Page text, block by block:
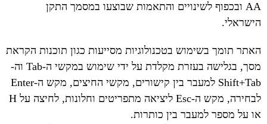
AA ובכפוף לשינויים והתאמות שבוצעו במסמך התקן
הישראלי.
האתר תומך בשימוש בטכנולוגיות מסייעות כגון תוכנות הקראת
מסך, בגלישה בעזרת מקלדת על ידי שימוש במקשי ה-Tab וה-
Shift+Tab למעבר בין קישורים, מקשי החיצים, מקש ה-Enter
לבחירה, מקש ה-Esc ליציאה מתפריטים וחלונות, לחיצה על H
או על מספר למעבר בין כותרות.